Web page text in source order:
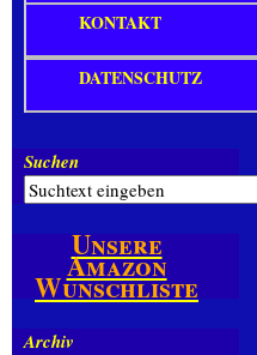
KONTAKT
DATENSCHUTZ
Suchen
Unsere
Amazon
Wunschliste
Archiv